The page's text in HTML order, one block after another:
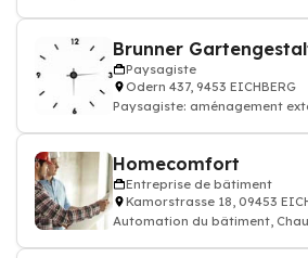
Brunner
Paysagiste
Odern 437, 9453 EICHBERG
Paysagiste: aménagement
Homecomfort
Entreprise de bâtiment
Kamorstrasse 18, 09453
Automation du bâtiment,